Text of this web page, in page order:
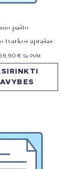
pašto
tvarkos aprašas
€ Su PVM